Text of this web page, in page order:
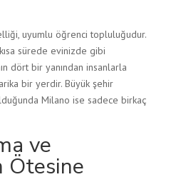
uyumlu öğrenci topluluğudur.
sürede evinizde gibi
dört bir yanından insanlarla
bir yerdir. Büyük şehir
Milano ise sadece birkaç
ve
Ötesine